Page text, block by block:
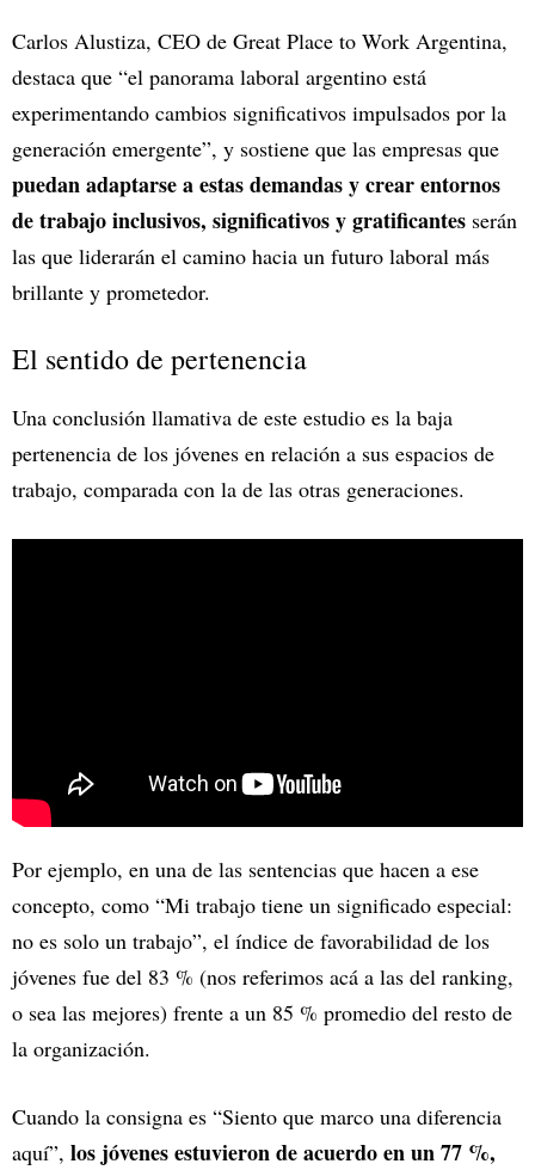
Carlos Alustiza, CEO de Great Place to Work Argentina,
destaca que “el panorama laboral argentino está
experimentando cambios significativos impulsados por la
generación emergente”, y sostiene que las empresas que
puedan adaptarse a estas demandas y crear entornos
de trabajo inclusivos, significativos y gratificantes serán
las que liderarán el camino hacia un futuro laboral más
brillante y prometedor.
El sentido de pertenencia
Una conclusión llamativa de este estudio es la baja
pertenencia de los jóvenes en relación a sus espacios de
trabajo, comparada con la de las otras generaciones.
Por ejemplo, en una de las sentencias que hacen a ese
concepto, como “Mi trabajo tiene un significado especial:
no es solo un trabajo”, el índice de favorabilidad de los
jóvenes fue del 83 % (nos referimos acá a las del ranking,
o sea las mejores) frente a un 85 % promedio del resto de
la organización.
Cuando la consigna es “Siento que marco una diferencia
aquí”, los jóvenes estuvieron de acuerdo en un 77 %,